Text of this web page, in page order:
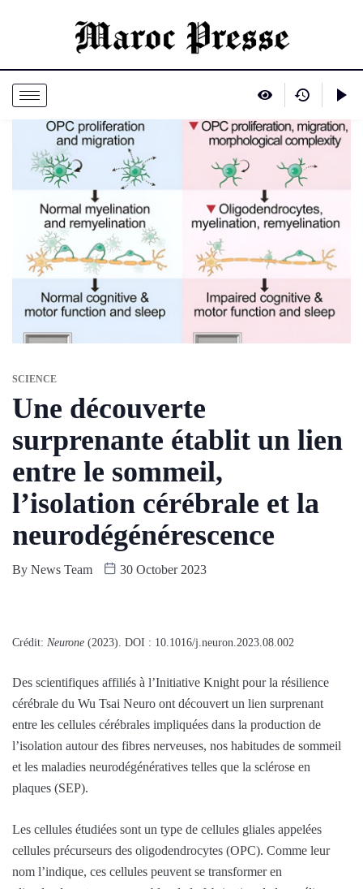
SCIENCE
Une découverte
surprenante établit un lien
entre le sommeil,
l’isolation cérébrale et la
neurodégénérescence
By News Team 30 October 2023
Crédit: Neurone (2023). DOI : 10.1016/j.neuron.2023.08.002
Des scientifiques affiliés à l’Initiative Knight pour la résilience
cérébrale du Wu Tsai Neuro ont découvert un lien surprenant
entre les cellules cérébrales impliquées dans la production de
l’isolation autour des fibres nerveuses, nos habitudes de sommeil
et les maladies neurodégénératives telles que la sclérose en
plaques (SEP).
Les cellules étudiées sont un type de cellules gliales appelées
cellules précurseurs des oligodendrocytes (OPC). Comme leur
nom l’indique, ces cellules peuvent se transformer en